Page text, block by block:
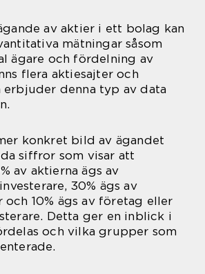
av aktier i ett bolag kan
mätningar såsom
ägare och fördelning av
flera aktiesajter och
erbjuder denna typ av data
konkret bild av ägandet
siffror som visar att
av aktierna ägs av
30% ägs av
10% ägs av företag eller
Detta ger en inblick i
och vilka grupper som